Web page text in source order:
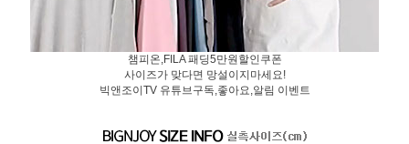
챔피온,FILA 패딩5만원할인쿠폰
사이즈가 맞다면 망설이지마세요!
빅앤조이TV 유튜브구독,좋아요,알림 이벤트